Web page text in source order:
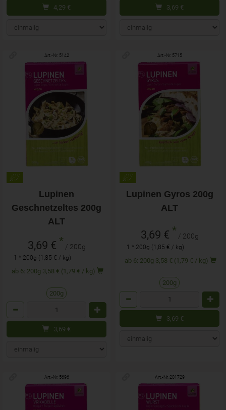
4,29 € 3,69 €
Art.-Nr. 5142
Lupinen
Geschnetzeltes 200g
ALT
3,69 € * / 200g
1 * 200g (1,85 € / kg)
ab 6: 200g 3,58 € (1,79 € / kg)
200g
3,69 €
Art.-Nr. 5715
Lupinen Gyros 200g
ALT
3,69 € * / 200g
1 * 200g (1,85 € / kg)
ab 6: 200g 3,58 € (1,79 € / kg)
200g
3,69 €
Art.-Nr. 5696 Art.-Nr. 201729